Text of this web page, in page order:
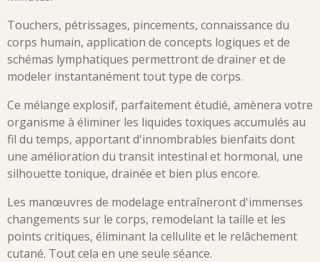
Touchers, pétrissages, pincements, connaissance du
corps humain, application de concepts logiques et de
schémas lymphatiques permettront de drainer et de
modeler instantanément tout type de corps.
Ce mélange explosif, parfaitement étudié, amènera votre
organisme à éliminer les liquides toxiques accumulés au
fil du temps, apportant d'innombrables bienfaits dont
une amélioration du transit intestinal et hormonal, une
silhouette tonique, drainée et bien plus encore.
Les manœuvres de modelage entraîneront d'immenses
changements sur le corps, remodelant la taille et les
points critiques, éliminant la cellulite et le relâchement
cutané. Tout cela en une seule séance.